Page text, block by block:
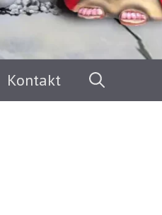
Kontakt